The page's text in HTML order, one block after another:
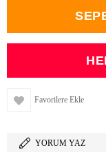
Favorilere Ekle
YORUM YAZ